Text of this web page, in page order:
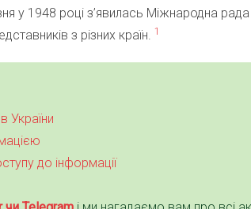
у 1948 році з’явилась Міжнародна рада
з різних країн. 1
України
до інформації